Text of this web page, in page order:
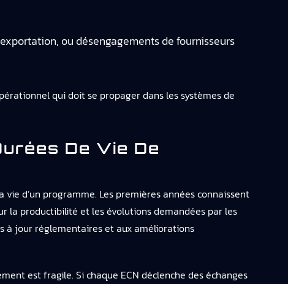
ou désengagements de fournisseurs
qui doit se propager dans les systèmes de
De Vie De
d’un programme. Les premières années connaissent
la productibilité et les évolutions demandées par les
à jour réglementaires et aux améliorations
est fragile. Si chaque ECN déclenche des échanges